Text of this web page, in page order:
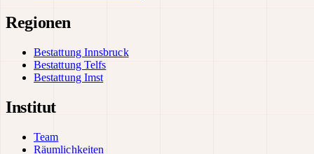
Regionen
Bestattung Innsbruck
Bestattung Telfs
Bestattung Imst
Institut
Team
Räumlichkeiten